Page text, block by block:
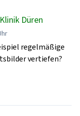
Düren
regelmäßige
vertiefen?